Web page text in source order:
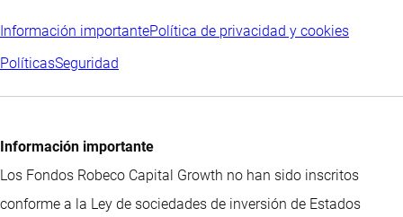
Información importantePolítica de privacidad y cookies
PolíticasSeguridad
Información importante
Los Fondos Robeco Capital Growth no han sido inscritos
conforme a la Ley de sociedades de inversión de Estados